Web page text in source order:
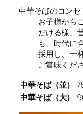
中華そばのコンセ
お子様から
だける様、
も、時代に
採用し、一
ご賞味くだ
中華そば（並）
中華そば（大）